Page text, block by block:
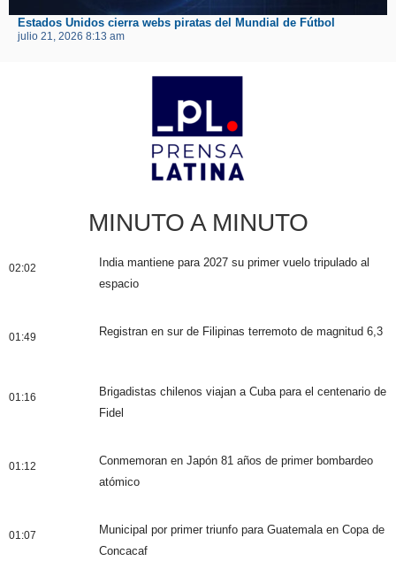
Estados Unidos cierra webs piratas del Mundial de Fútbol
julio 21, 2026 8:13 am
MINUTO A MINUTO
02:02
India mantiene para 2027 su primer vuelo tripulado al
espacio
01:49 Registran en sur de Filipinas terremoto de magnitud 6,3
01:16
Brigadistas chilenos viajan a Cuba para el centenario de
Fidel
01:12
Conmemoran en Japón 81 años de primer bombardeo
atómico
01:07
Municipal por primer triunfo para Guatemala en Copa de
Concacaf